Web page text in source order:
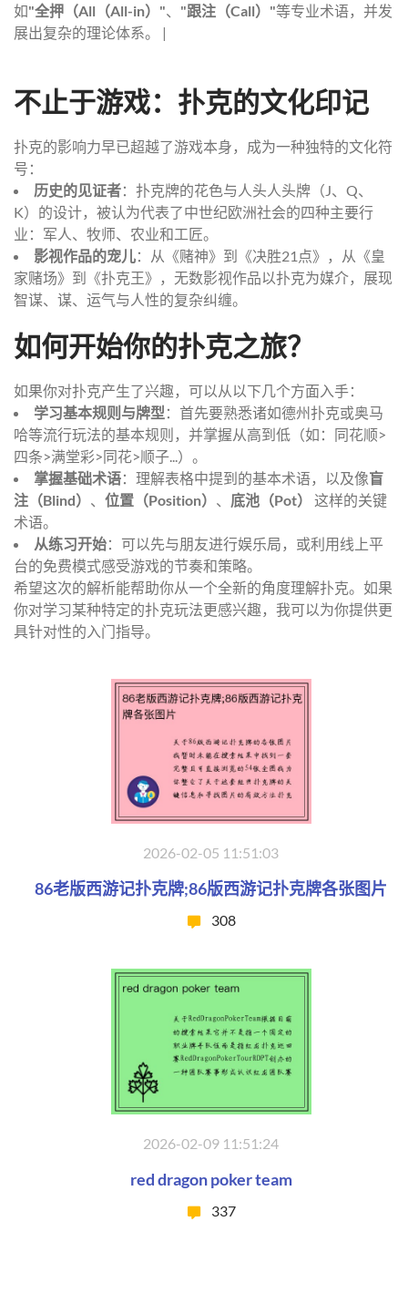
如"全押（All（All-in）"、 "跟注（Call）"等专业术语，并发
展出复杂的理论体系。 |
不止于游戏：扑克的文化印记
扑克的影响力早已超越了游戏本身，成为一种独特的文化符
号：
历史的见证者：扑克牌的花色与人头人头牌（J、Q、
K）的设计，被认为代表了中世纪欧洲社会的四种主要行
业：军人、牧师、农业和工匠。
影视作品的宠儿：从《赌神》到《决胜21点》，从《皇
家赌场》到《扑克王》，无数影视作品以扑克为媒介，展现
智谋、谋、运气与人性的复杂纠缠。
如何开始你的扑克之旅？
如果你对扑克产生了兴趣，可以从以下几个方面入手：
学习基本规则与牌型 ：首先要熟悉诸如德州扑克或奥马
哈等流行玩法的基本规则，并掌握从高到低（如：同花顺>
四条>满堂彩>同花>顺子...）。
掌握基础术语：理解表格中提到的基本术语，以及像盲
注（Blind） 、 位置（Position） 、 底池（Pot）
这样的关键
术语。
从练习开始：可以先与朋友进行娱乐局，或利用线上平
台的免费模式感受游戏的节奏和策略。
希望这次的解析能帮助你从一个全新的角度理解扑克。如果
你对学习某种特定的扑克玩法更感兴趣，我可以为你提供更
具针对性的入门指导。
2026-02-05 11:51:03
86老版西游记扑克牌;86版西游记扑克牌各张图片
308
2026-02-09 11:51:24
red dragon poker team
337